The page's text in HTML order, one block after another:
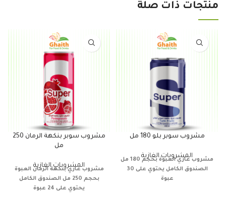
منتجات ذات صلة
مشروب سوبر بلو 180 مل
المشروبات الغازيةمشروب غازي العبوة بحجم 180 مل
الصندوق الكامل يحتوي على 30
عبوة
مشروب سوبر بنكهة الرمان 250
مل
المشروبات الغازيةمشروب غازي بنكهة الرمان العبوة
بحجم 250 مل
الصندوق الكامل
يحتوي على 24 عبوة